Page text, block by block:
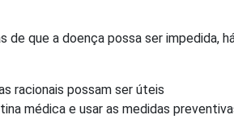
que a doença possa ser impedida,
racionais possam ser úteis
médica e usar as medidas